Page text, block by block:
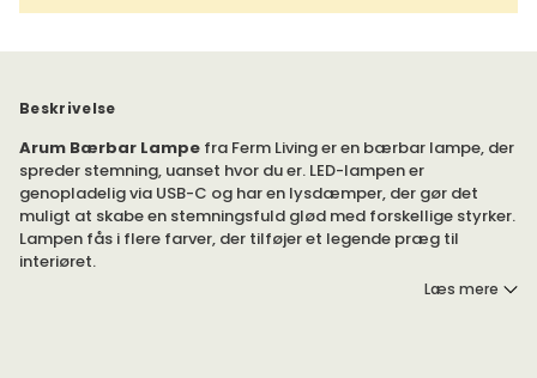
Beskrivelse
Arum Bærbar Lampe fra Ferm Living er en bærbar lampe, der
spreder stemning, uanset hvor du er. LED-lampen er
genopladelig via USB-C og har en lysdæmper, der gør det
muligt at skabe en stemningsfuld glød med forskellige styrker.
Lampen fås i flere farver, der tilføjer et legende præg til
interiøret.
Læs mere